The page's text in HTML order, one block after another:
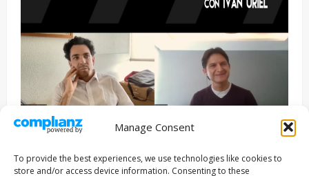
Manage Consent
To provide the best experiences, we use technologies like cookies to
store and/or access device information. Consenting to these
Entrevista Series
ENCUENTROS CON IVÁN URIEL T3E22: JUAN PATRICIO